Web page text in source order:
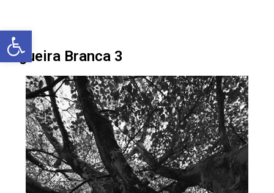
Barra de Ferramentas Aberta
Figueira Branca 3